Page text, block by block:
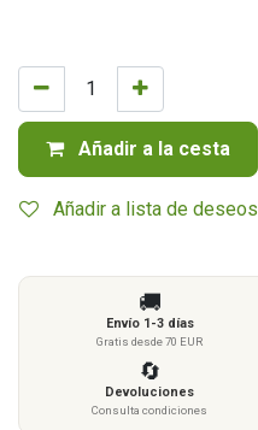
Añadir a la cesta
Añadir a lista de deseos
🚚
Envío 1-3 días
Gratis desde 70 EUR
🔄
Devoluciones
Consulta condiciones